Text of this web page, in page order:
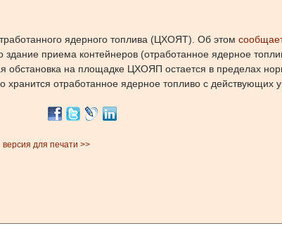
ядерного топлива (ЦХОЯТ). Об этом
приема контейнеров (отработанное ядерное
обстановка на площадке ЦХОЯП остается в пределах
отработанное ядерное топливо с
версия для печати >>